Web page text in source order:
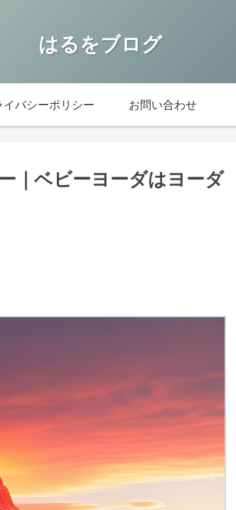
はるをブログ
イバシーポリシー お問い合わせ
｜ベビーヨーダはヨーダ